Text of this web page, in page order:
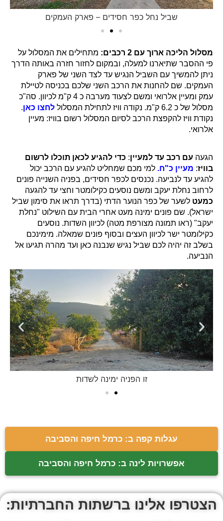
שביל נחל כפר חסידים – פארק העמקים
מסלול הליכה ארוך עם 2 רכבים:
מתחילים את המסלול על
פי ההסבר שתיארנו למעלה, ובמקום לחזור חזרה באותה הדרך
ניתן להמשיך עם השביל הנגיש עד לצד השני של פארק
העמקים. שם להחנות את הרכב השני שלכם בכניסה לטיילת
עמק ומעיין אלרואי ומשם לצעוד מערבה כ 4 ק"מ לכיוון. סה"כ
מסלול של כ 6.2 ק"מ. נקודה וויז לתחילת המסלול
לחצו כאן.
נקודת וויז להקפצת הרכב לסיום המסלול רשום בוויז: מעיין
אלרואי.
הגעה עם רכב עד למעיין: כדי להגיע לכאן תוכלו לרשום
בוויז: מעיין כ"ח. למי מכם שמחליט להגיע עם הרכב יכול
להגיע עד לנביעה. נכנסים לכפר חסידים, בפניה השנייה פונים
לרחוב נחלת יעקב ומשם נוסעים כקילומטר וחצי עד להגעה
כמעט לשער של כפר הנוער הדתי (בדרך תראו את סימון שביל
ישראל). שם פונים ימינה מעט אחרי הבית עם השילוט "נחלת
יעקב" (ראו תמונה מצורפת מטה) לכיוון השדות. נוסעים
כקילומטר ישר לכיוון העצים ובסוף פונים שמאלה. מימינכם
בשלב זה יהיה לכם שביל נגיש שנבנה כאן ועד מהרה תגיעו אל
הנביעה.
זו הפניה ימינה לשדות
עגלות קפה ב: כרמל חיפה והסביבה
אפשרויות לינה ב: כרמל חיפה והסביבה
הצטרפו אלינו ברשתות החברתיות: